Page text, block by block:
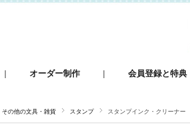
オーダー制作 会員登録と特典
その他の文具・雑貨 スタンプ スタンプインク・クリーナー